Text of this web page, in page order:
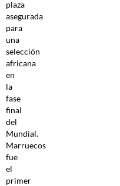
plaza
asegurada
para
una
selección
africana
en
la
fase
final
del
Mundial.
Marruecos
fue
el
primer